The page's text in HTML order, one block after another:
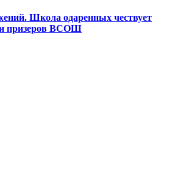
Школа одаренных чествует
и призеров ВСОШ